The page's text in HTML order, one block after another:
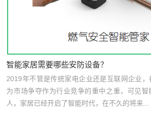
智能家居需要哪些安防设备？
2019年不管是传统家电企业还是互联网企业
为市场争夺作为行业竞争的重中之重，可见
人，家居已经开启了智能时代，在不久的将来...